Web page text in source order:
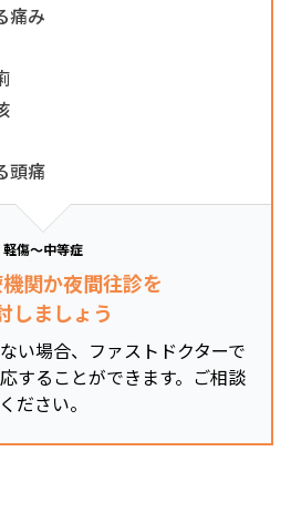
痛み
頭痛
軽傷～中等症
関か夜間往診を
しましょう
い場合、ファストドクターで
することができます。ご相談
ください。